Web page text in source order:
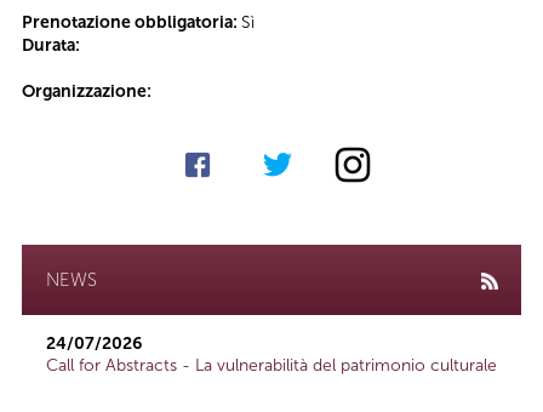
Prenotazione obbligatoria: Sì
Durata:
Organizzazione:
NEWS
24/07/2026
Call for Abstracts - La vulnerabilità del patrimonio culturale